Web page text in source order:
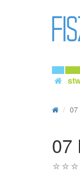
07
07